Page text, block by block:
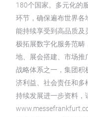
180个国家。多元化的
环节，确保遍布世界各
能持续享受到高品质及
极拓展数字化服务范畴
地、展会搭建、市场推
战略体系之一，集团积
济利益、社会责任和多
持续发展进一步资料，